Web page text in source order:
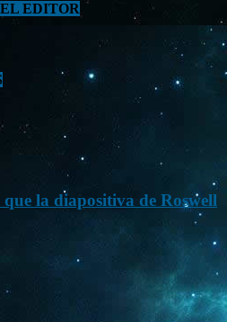
EDITOR
la diapositiva de Roswell